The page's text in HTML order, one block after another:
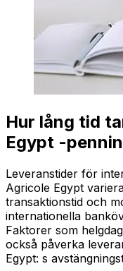
Hur lång tid
Egypt -
Leveranstider för
Agricole Egypt
transaktionstid och
internationella
Faktorer som
också påverka
Egypt: s